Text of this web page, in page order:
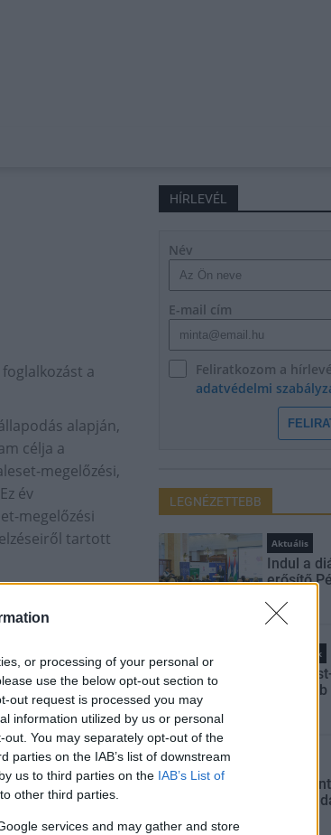
or processing of your personal or
use the below opt-out section to
out request is processed you may
information utilized by us or personal
You may separately opt-out of the
parties on the IAB’s list of downstream
us to third parties on the IAB’s List of
other third parties.
services and may gather and store
a
alapján,
célja a
megelőzési,
év
megelőzési
tartott
során a
HÍRLEVÉL
Név
E-mail cím
Feliratkozom a
adatvédelmi
LEGNÉZETTEBB
Aktuális
Indul a
erősítő
Helyi hírek
Több